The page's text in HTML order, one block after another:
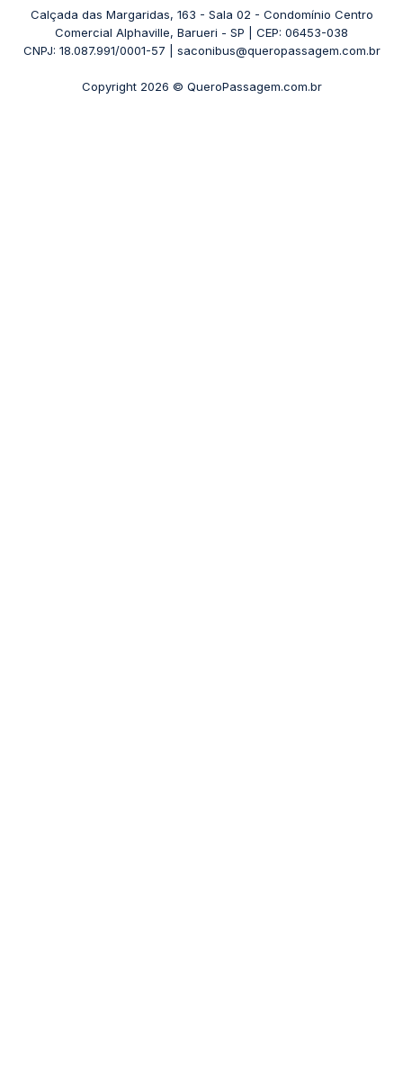
Passagens Pássaro Marron
+ Viações
Rodoviária Belo Horizonte - Gov. Israel Pinheiro (Tergip)
Rodoviária Curitiba
+ Rodoviárias
Calçada das Margaridas, 163 - Sala 02 - Condomínio Centro
Comercial Alphaville, Barueri - SP | CEP: 06453-038
CNPJ: 18.087.991/0001-57 | saconibus@queropassagem.com.br
Copyright 2026 © QueroPassagem.com.br